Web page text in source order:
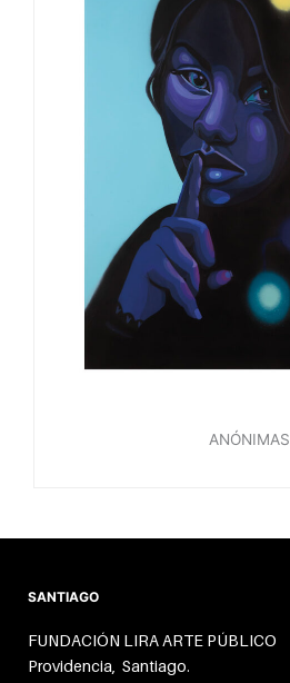
ANÓNIMAS
SANTIAGO
FUNDACIÓN LIRA ARTE PÚBLICO
Providencia, Santiago.